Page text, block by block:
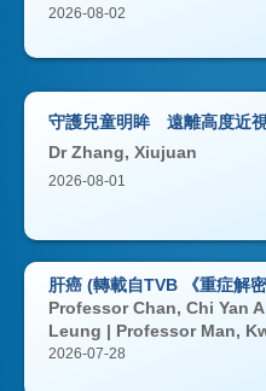
2026-08-02
守護兒童明眸 遠離高度近
Dr Zhang, Xiujuan
2026-08-01
肝癌 (轉載自TVB 《重症解
Professor Chan, Chi Yan
Leung | Professor Man,
2026-07-28